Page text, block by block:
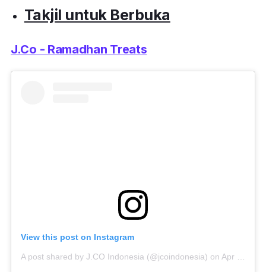
Takjil untuk Berbuka
J.Co - Ramadhan Treats
View this post on Instagram
A post shared by J.CO Indonesia (@jcoindonesia) on Apr 27, 2020 at 9:31pm PDT